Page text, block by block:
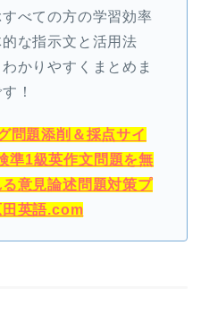
べての方の学習効率
な指示文と活用法
かりやすくまとめま
！
問題添削＆採点サイ
準1級英作文問題を無
意見論述問題対策プ
田英語.com